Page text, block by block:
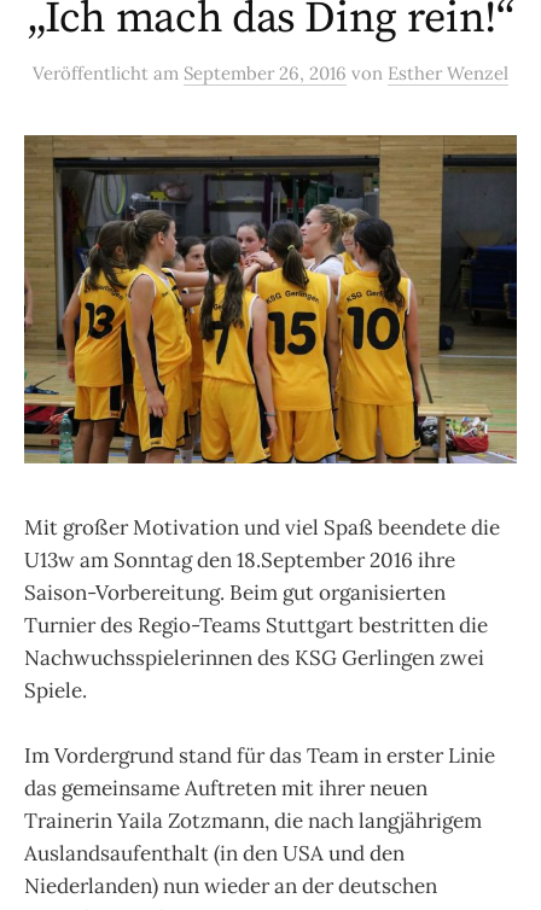
„Ich mach das Ding rein!“
Veröffentlicht am September 26, 2016 von Esther Wenzel
Mit großer Motivation und viel Spaß beendete die
U13w am Sonntag den 18.September 2016 ihre
Saison-Vorbereitung. Beim gut organisierten
Turnier des Regio-Teams Stuttgart bestritten die
Nachwuchsspielerinnen des KSG Gerlingen zwei
Spiele.
Im Vordergrund stand für das Team in erster Linie
das gemeinsame Auftreten mit ihrer neuen
Trainerin Yaila Zotzmann, die nach langjährigem
Auslandsaufenthalt (in den USA und den
Niederlanden) nun wieder an der deutschen